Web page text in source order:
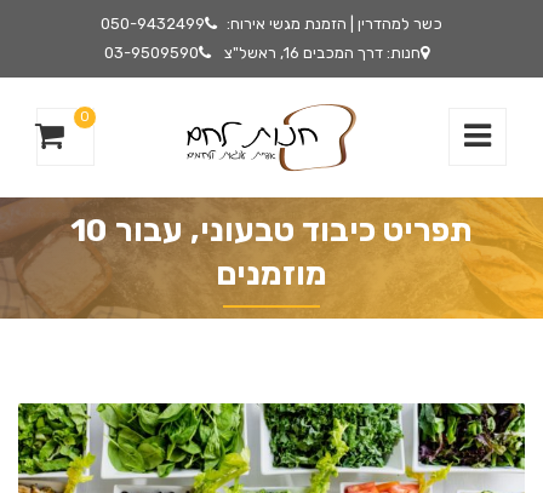
כשר למהדרין | הזמנת מגשי אירוח:
050-9432499
חנות: דרך המכבים 16, ראשל"צ
03-9509590
0
תפריט כיבוד טבעוני, עבור 10
מוזמנים